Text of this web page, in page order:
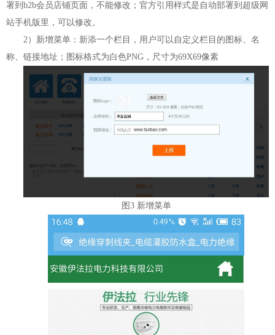
署到b2b会员店铺页面，不能修改；官方引用样式是自动部署到超级网
站手机版里，可以修改。
2）新增菜单：新添一个栏目，用户可以自定义栏目的图标、名
称、链接地址；图标格式为白色PNG，尺寸为69X69像素
图3 新增菜单